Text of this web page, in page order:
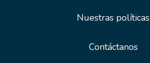
Nuestras políticas
Contáctanos